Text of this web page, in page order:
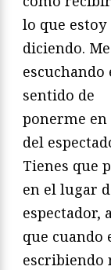
lo que estoy
diciendo.
escuchando
sentido de
ponerme
del
Tienes que
en el lugar
espectador,
que cuando
escribiendo